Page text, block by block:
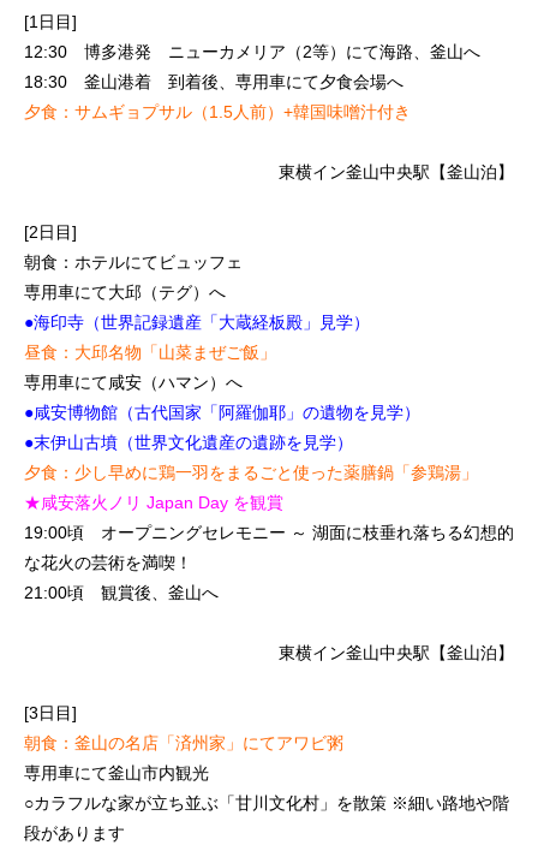
[1日目]
12:30 博多港発 ニューカメリア（2等）にて海路、釜山へ
18:30 釜山港着 到着後、専用車にて夕食会場へ
夕食：サムギョプサル（1.5人前）+韓国味噌汁付き
東横イン釜山中央駅【釜山泊】
[2日目]
朝食：ホテルにてビュッフェ
専用車にて大邱（テグ）へ
●海印寺（世界記録遺産「大蔵経板殿」見学）
昼食：大邱名物「山菜まぜご飯」
専用車にて咸安（ハマン）へ
●咸安博物館（古代国家「阿羅伽耶」の遺物を見学）
●末伊山古墳（世界文化遺産の遺跡を見学）
夕食：少し早めに鶏一羽をまるごと使った薬膳鍋「参鶏湯」
★咸安落火ノリ Japan Day を観賞
19:00頃 オープニングセレモニー ～ 湖面に枝垂れ落ちる幻想的
な花火の芸術を満喫！
21:00頃 観賞後、釜山へ
東横イン釜山中央駅【釜山泊】
[3日目]
朝食：釜山の名店「済州家」にてアワビ粥
専用車にて釜山市内観光
○カラフルな家が立ち並ぶ「甘川文化村」を散策 ※細い路地や階
段があります